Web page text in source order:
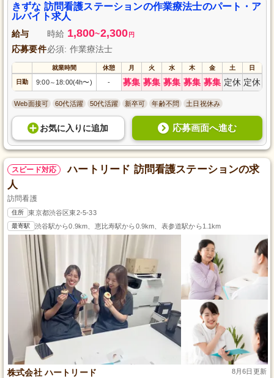
きずな 訪問看護ステーションの作業療法士のパート・ア
ルバイト求人
給与 時給 1,800~2,300 円
応募要件必須: 作業療法士
就業時間 休憩 月 火 水 木 金 土 日
日勤 9:00～ 18:00(4h〜) - 募集 募集 募集 募集 募集 定休 定休
Web面接可 60代活躍 50代活躍 新卒可 年齢不問 土日祝休み
お気に入り に追加 応募画面へ進む
スピード対応
ハートリード 訪問看護ステーションの求
人
訪問看護
住所 東京都渋谷区東2-5-33
最寄駅 渋谷駅から0.9km、恵比寿駅から0.9km、表参道駅から1.1km
株式会社 ハートリード 8月6日更新